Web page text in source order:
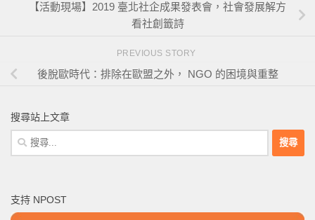
【活動現場】2019 臺北社企成果發表會，社會發展解方
看社創籤詩
PREVIOUS STORY
後脫歐時代：排除在歐盟之外， NGO 的困境與重整
搜尋站上文章
搜
尋
字:
支持 NPOST